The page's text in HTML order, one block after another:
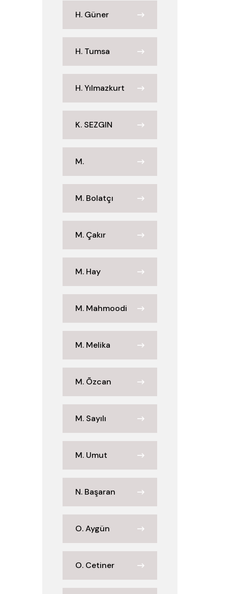
H. Güner
H. Tumsa
H. Yılmazkurt
K. SEZGIN
M.
M. Bolatçı
M. Çakır
M. Hay
M. Mahmoodi
M. Melika
M. Õzcan
M. Sayılı
M. Umut
N. Başaran
O. Aygün
O. Cetiner